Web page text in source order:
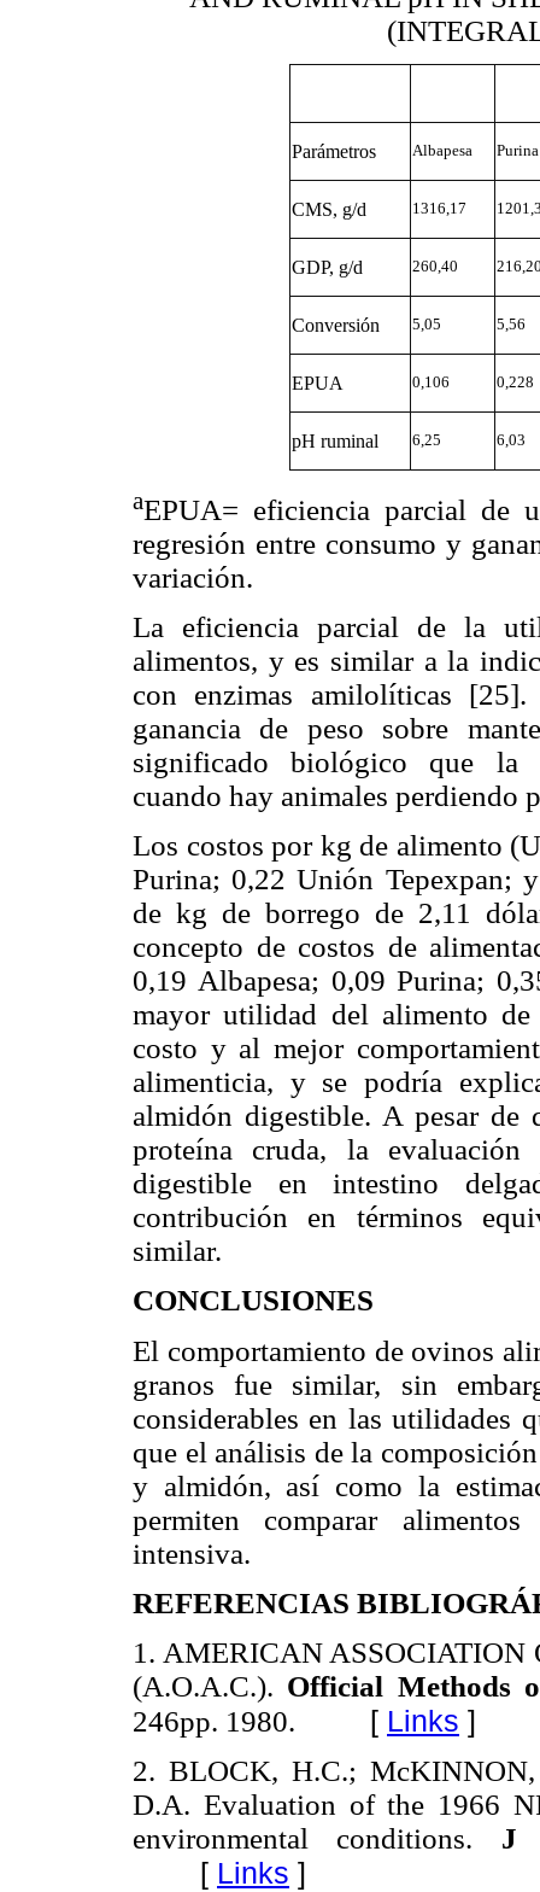
Parámetros Albapesa Purina
CMS, g/d 1316,17
GDP, g/d 260,40
Conversión 5,05 5,56
EPUA 0,106 0,228
pH ruminal 6,25 6,03
aEPUA= eficiencia parcial de
regresión entre consumo y
variación.
La eficiencia parcial de la
alimentos, y es similar a la
con enzimas amilolíticas
ganancia de peso sobre
significado biológico que la
cuando hay animales perdiendo
Los costos por kg de alimento
Purina; 0,22 Unión Tepexpan;
de kg de borrego de 2,11
concepto de costos de
0,19 Albapesa; 0,09 Purina;
mayor utilidad del alimento
costo y al mejor
alimenticia, y se podría
almidón digestible. A pesar de
proteína cruda, la
digestible en intestino
contribución en términos
similar.
CONCLUSIONES
El comportamiento de ovinos
granos fue similar, sin
considerables en las utilidades
que el análisis de la
y almidón, así como la
permiten comparar
intensiva.
REFERENCIAS
1. AMERICAN
(A.O.A.C.). Official Methods
246pp. 1980.
[ Links ]
2. BLOCK, H.C.;
D.A. Evaluation of the 1966
environmental conditions. J
[ Links ]